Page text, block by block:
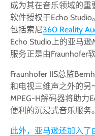
成为其在音乐领域的重
软件授权于Echo
包括索尼360 Reality
Echo Studio上的亚马
服务正是由Fraunhofer
Fraunhofer IIS总监
和电视三维声之外的另
MPEG-H解码器将助力
便利的沉浸式音乐服务
此外，亚马逊还加入了